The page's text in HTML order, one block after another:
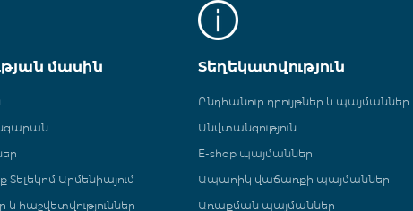
մասին
Արմենիայում
և հաշվետվություններ
Տեղեկատվություն
Ընդհանուր դրույթներ և պայմաններ
Անվտանգություն
E-shop պայմաններ
Ապառիկ վաճառքի պայմաններ
Առաքման պայմաններ